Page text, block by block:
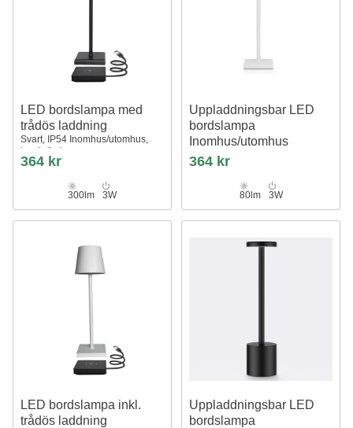
LED bordslampa med
trådös laddning
Svart, IP54 Inomhus/utomhus,
touchdimbar
364 kr
300lm 3W
Uppladdningsbar LED
bordslampa
Inomhus/utomhus
Vit, IP54 utomhus bordslampa,
touch dimbar
364 kr
80lm 3W
LED bordslampa inkl.
trådös laddning
Uppladdningsbar LED
bordslampa